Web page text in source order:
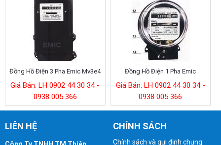
Đồng Hồ Điện 3 Pha Emic Mv3e4
Giá Bán: LH 0902 44 30 34 -
0938 005 366
Đồng Hồ Điện 1 Pha Emic
Giá Bán: LH 0902 44 30 34 -
0938 005 366
LIÊN HỆ CHÍNH SÁCH
Chính sách và qui định chung